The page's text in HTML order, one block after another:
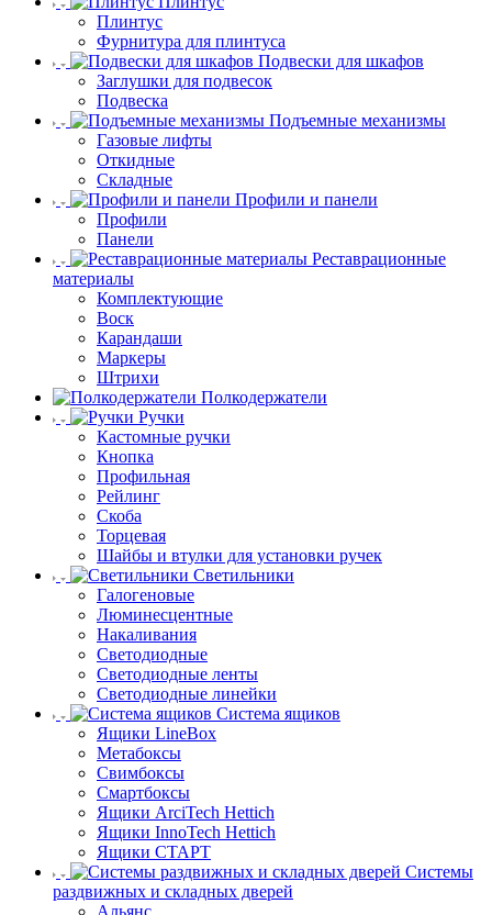
Плинтус
Фурнитура для плинтуса
Подвески для шкафов
Заглушки для подвесок
Подвеска
Подъемные механизмы
Газовые лифты
Откидные
Складные
Профили и панели
Профили
Панели
Реставрационные
материалы
Комплектующие
Воск
Карандаши
Маркеры
Штрихи
Полкодержатели
Ручки
Кастомные ручки
Кнопка
Профильная
Рейлинг
Скоба
Торцевая
Шайбы и втулки для установки ручек
Светильники
Галогеновые
Люминесцентные
Накаливания
Светодиодные
Светодиодные ленты
Светодиодные линейки
Система ящиков
Ящики LineBox
Метабоксы
Свимбоксы
Смартбоксы
Ящики ArciTech Hettich
Ящики InnoTech Hettich
Ящики СТАРТ
Системы
раздвижных и складных дверей
Альянс